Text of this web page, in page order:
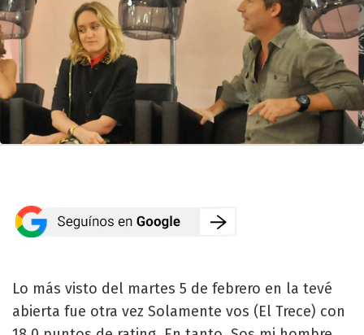
Lo más visto del martes 5 de febrero en la tevé
abierta fue otra vez Solamente vos (El Trece) con